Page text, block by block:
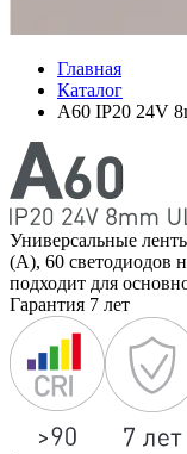
Главная
Каталог
A60 IP20 24V
Универсальные
(А), 60 светодиодов
подходит для
Гарантия 7 лет